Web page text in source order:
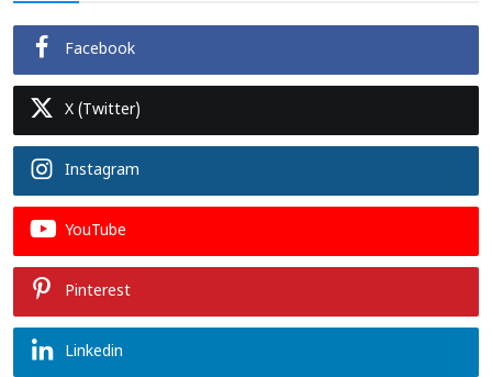
Facebook
X (Twitter)
Instagram
YouTube
Pinterest
Linkedin